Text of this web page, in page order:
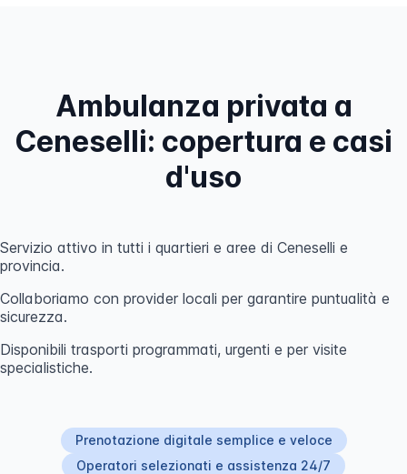
Ambulanza privata a
Ceneselli: copertura e casi
d'uso
Servizio attivo in tutti i quartieri e aree di Ceneselli e
provincia.
Collaboriamo con provider locali per garantire puntualità e
sicurezza.
Disponibili trasporti programmati, urgenti e per visite
specialistiche.
Prenotazione digitale semplice e veloce
Operatori selezionati e assistenza 24/7